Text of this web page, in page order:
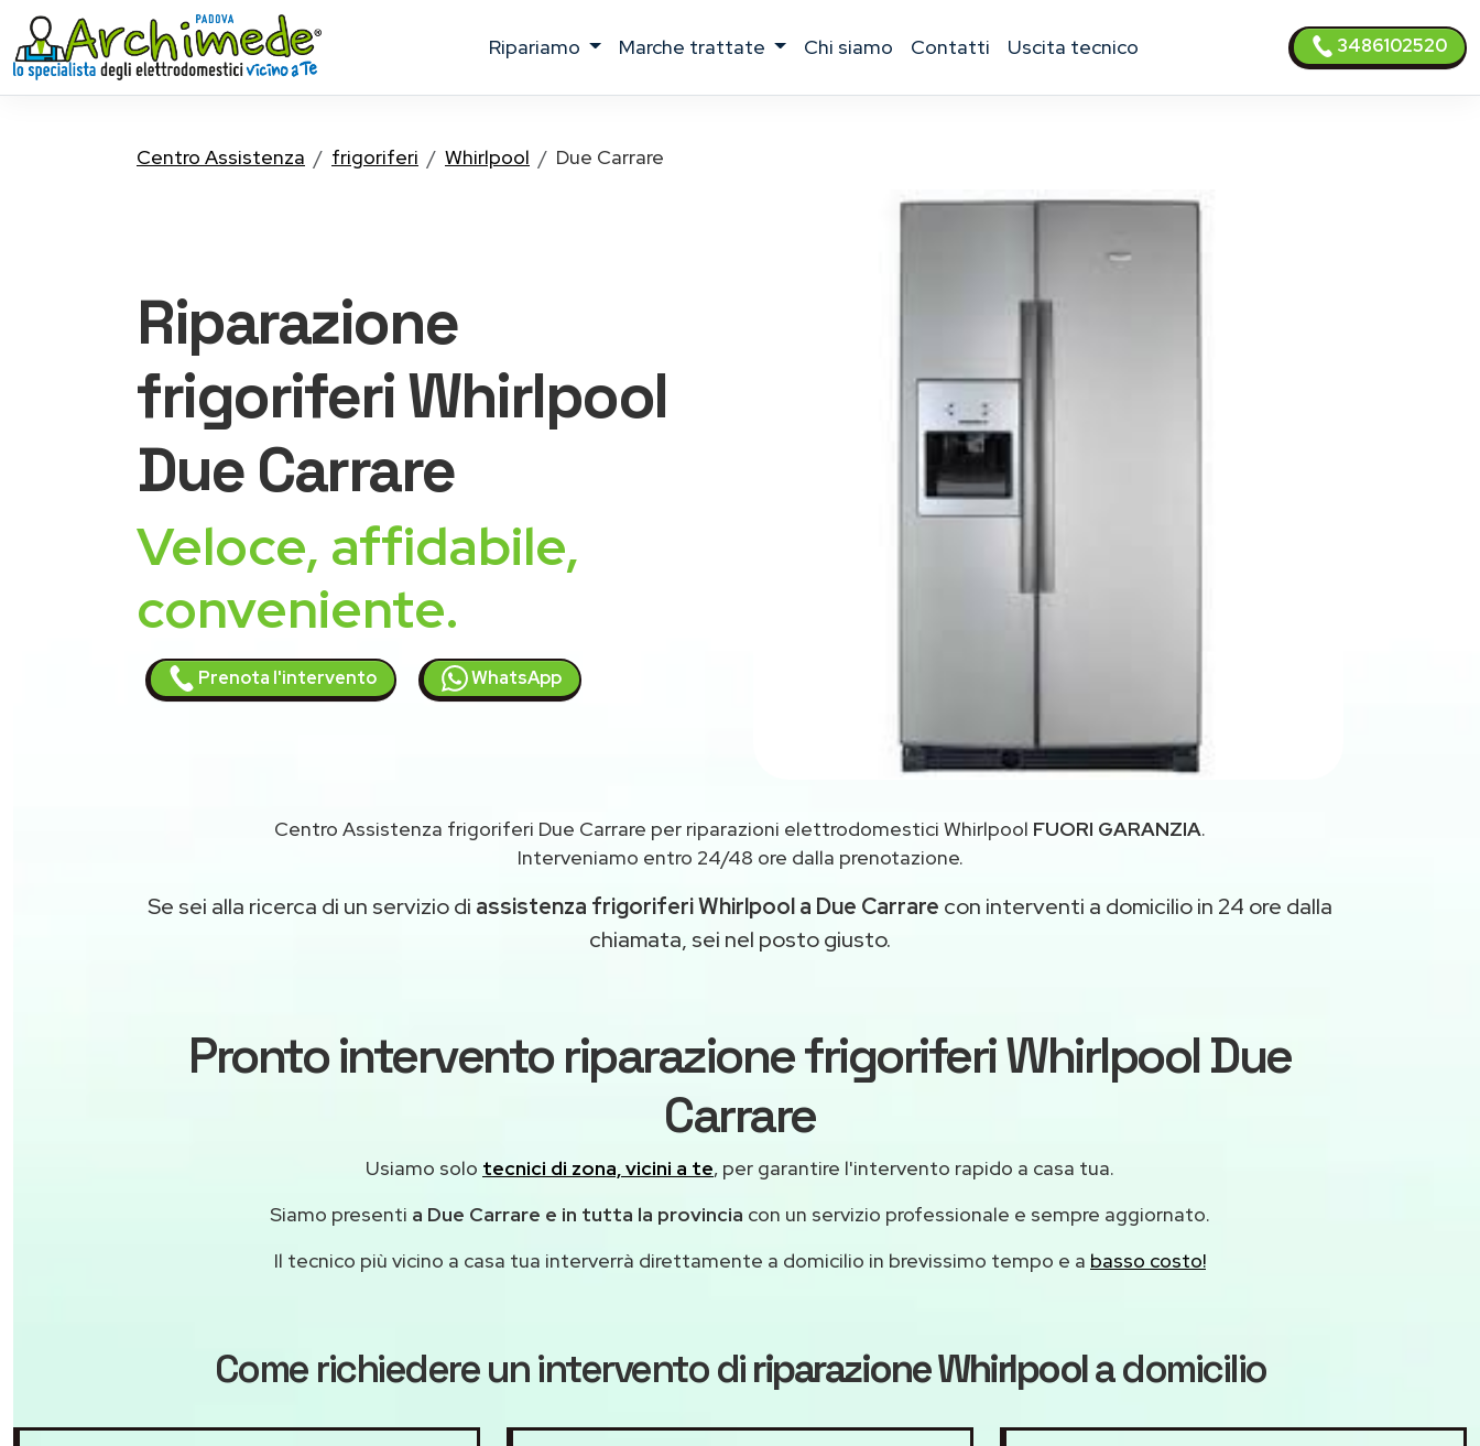
ripariamo marche trattate chi siamo contatti uscita tecnico 3486102520
Centro Assistenza frigoriferi Whirlpool Due Carrare
Riparazione
frigoriferi Whirlpool
Due Carrare
Veloce, affidabile,
conveniente.
Prenota l'intervento WhatsApp
Centro Assistenza frigoriferi Due Carrare per riparazioni elettrodomestici Whirlpool FUORI GARANZIA.
Interveniamo entro 24/48 ore dalla prenotazione.
Se sei alla ricerca di un servizio di assistenza frigoriferi Whirlpool a Due Carrare con interventi a domicilio in 24 ore dalla
chiamata, sei nel posto giusto.
Pronto intervento riparazione frigoriferi Whirlpool Due
Carrare
Usiamo solo tecnici di zona, vicini a te, per garantire l'intervento rapido a casa tua.
Siamo presenti a Due Carrare e in tutta la provincia con un servizio professionale e sempre aggiornato.
Il tecnico più vicino a casa tua interverrà direttamente a domicilio in brevissimo tempo e a basso costo!
Come richiedere un intervento diriparazione Whirlpoola domicilio